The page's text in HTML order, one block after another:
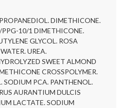
DIMETHICONE.
PPG-10/1 DIMETHICONE.
GLYCOL. ROSA
UREA.
SWEET ALMOND
CROSSPOLYMER.
SODIUM PCA. PANTHENOL.
AURANTIUM DULCIS
LACTATE. SODIUM